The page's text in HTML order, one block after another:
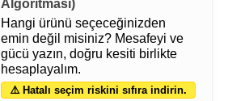
Algoritması)
Hangi ürünü seçeceğinizden
emin değil misiniz? Mesafeyi ve
gücü yazın, doğru kesiti birlikte
hesaplayalım.
⚠️ Hatalı seçim riskini sıfıra indirin.